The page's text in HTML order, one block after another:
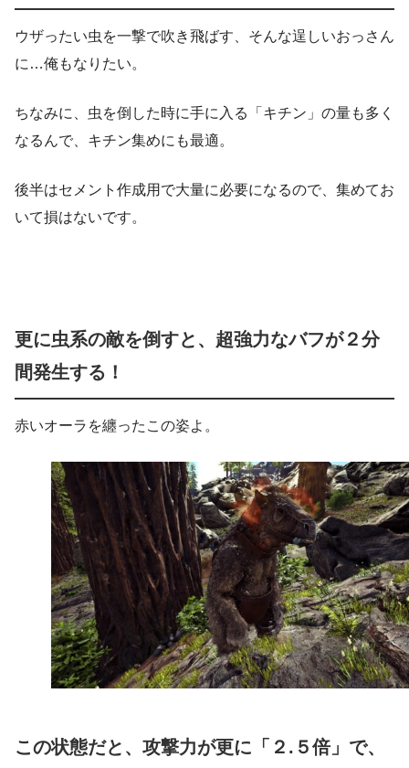
ウザったい虫を一撃で吹き飛ばす、そんな逞しいおっさん
に…俺もなりたい。
ちなみに、虫を倒した時に手に入る「キチン」の量も多く
なるんで、キチン集めにも最適。
後半はセメント作成用で大量に必要になるので、集めてお
いて損はないです。
更に虫系の敵を倒すと、超強力なバフが２分
間発生する！
赤いオーラを纏ったこの姿よ。
この状態だと、攻撃力が更に「２.５倍」で、